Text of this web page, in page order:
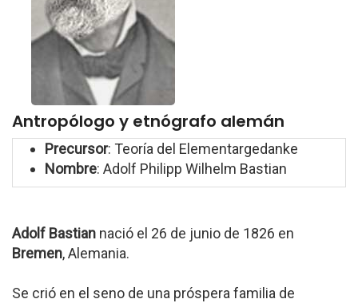
Antropólogo y etnógrafo alemán
Precursor: Teoría del Elementargedanke
Nombre: Adolf Philipp Wilhelm Bastian
Adolf Bastian nació el 26 de junio de 1826 en
Bremen, Alemania.
Se crió en el seno de una próspera familia de